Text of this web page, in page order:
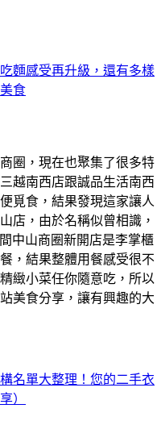
麵感受再升級，還有多樣
食
圈，現在也聚集了很多特
越南西店跟誠品生活南西
覓食，結果發現這家讓人
店，由於名稱似曾相識，
中山商圈新開店是李掌櫃
，結果整體用餐感受很不
緻小菜任你隨意吃，所以
美食分享，讓有興趣的大
名單大整理！您的二手衣
）